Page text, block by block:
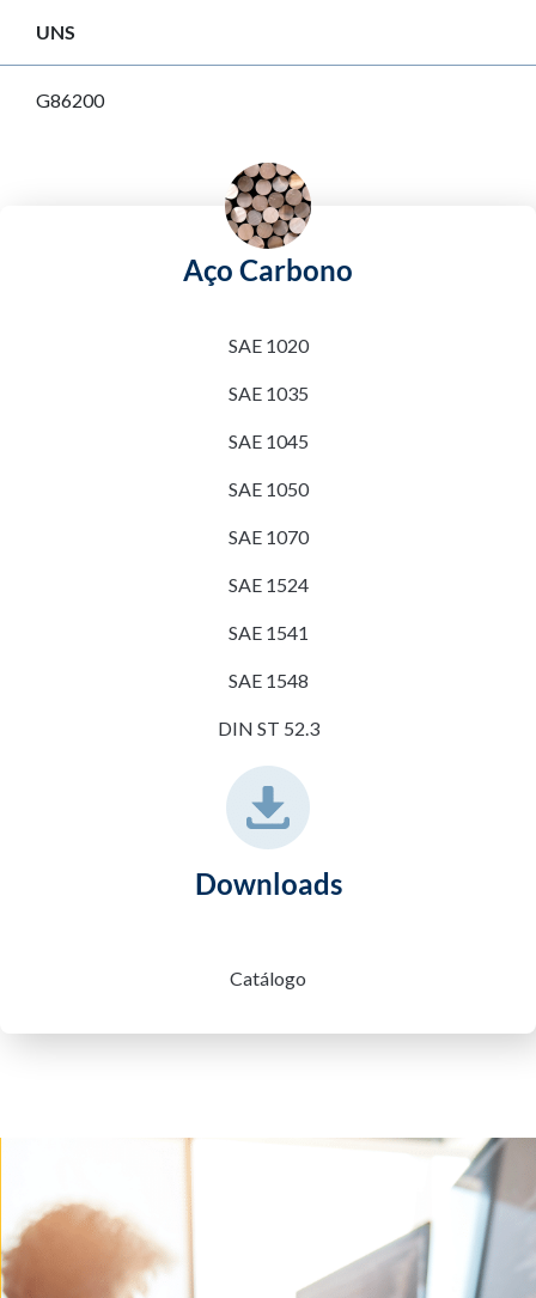
UNS
G86200
Aço Carbono
SAE 1020
SAE 1035
SAE 1045
SAE 1050
SAE 1070
SAE 1524
SAE 1541
SAE 1548
DIN ST 52.3
Downloads
Catálogo